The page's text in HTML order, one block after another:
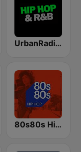
UrbanRadio - Hip Hop & RnB
80s80s Hip Hop